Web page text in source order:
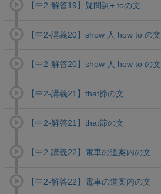
【中2-解答19】疑問詞+ toの文
【中2-講義20】show 人 how to の文
【中2-解答20】show 人 how to の文
【中2-講義21】that節の文
【中2-解答21】that節の文
【中2-講義22】電車の道案内の文
【中2-解答22】電車の道案内の文